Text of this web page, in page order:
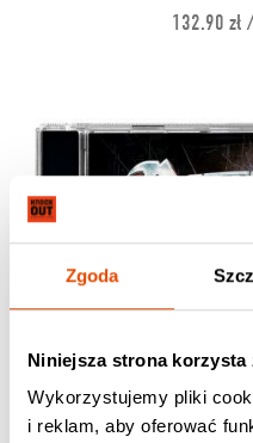
Zgoda
Niniejsza strona
Wykorzystujemy pliki
i reklam, aby oferować
132.90 zł